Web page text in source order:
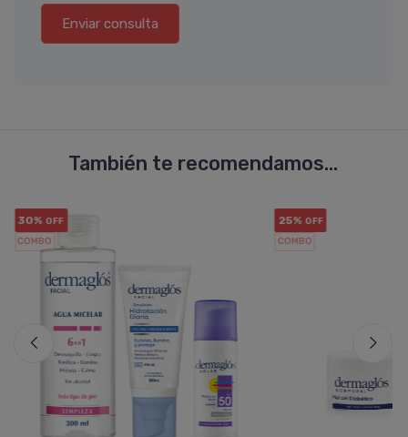
Enviar consulta
También te recomendamos...
30% OFF
COMBO
25% OFF
COMBO